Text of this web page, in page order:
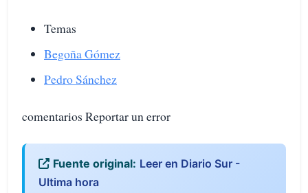
Temas
Begoña Gómez
Pedro Sánchez
comentarios Reportar un error
Fuente original: Leer en Diario Sur -
Ultima hora